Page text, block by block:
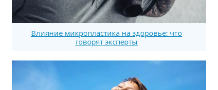
Влияние микропластика на здоровье: что
говорят эксперты